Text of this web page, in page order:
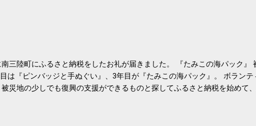
性肝疾患。体重は減らなくても効果があるという。 正田教授は「汗ばむ程
が有用」としている。 脂肪肝、毎日３０分の早歩きで改善 筑波大「減
三陸町にふるさと納税をしたお礼が届きました。 『たみこの海パック』
は『ピンバッジと手ぬぐい』、3年目が『たみこの海パック』。 ボラン
災地の少しでも復興の支援ができるものと探してふるさと納税を始めて
ということもあって始めたのですが、節税になるほど稼げていないのでこ